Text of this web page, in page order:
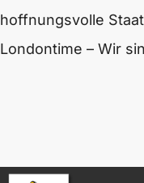
hoffnungsvolle
Londontime – Wir